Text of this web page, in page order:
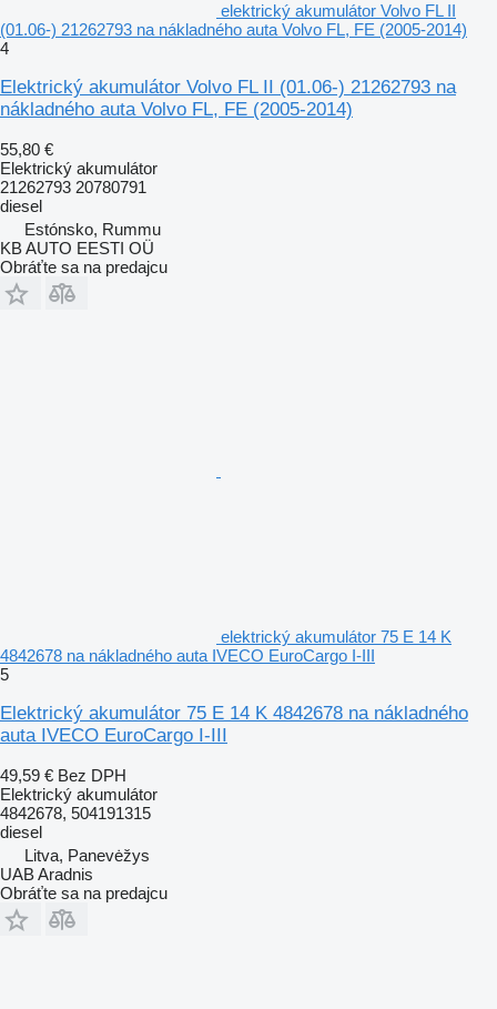
elektrický akumulátor Volvo FL II
(01.06-) 21262793 na nákladného auta Volvo FL, FE (2005-2014)
4
Elektrický akumulátor Volvo FL II (01.06-) 21262793 na
nákladného auta Volvo FL, FE (2005-2014)
55,80 €
Elektrický akumulátor
21262793 20780791
diesel
Estónsko, Rummu
KB AUTO EESTI OÜ
Obráťte sa na predajcu
elektrický akumulátor 75 E 14 K
4842678 na nákladného auta IVECO EuroCargo I-III
5
Elektrický akumulátor 75 E 14 K 4842678 na nákladného
auta IVECO EuroCargo I-III
49,59 € Bez DPH
Elektrický akumulátor
4842678, 504191315
diesel
Litva, Panevėžys
UAB Aradnis
Obráťte sa na predajcu